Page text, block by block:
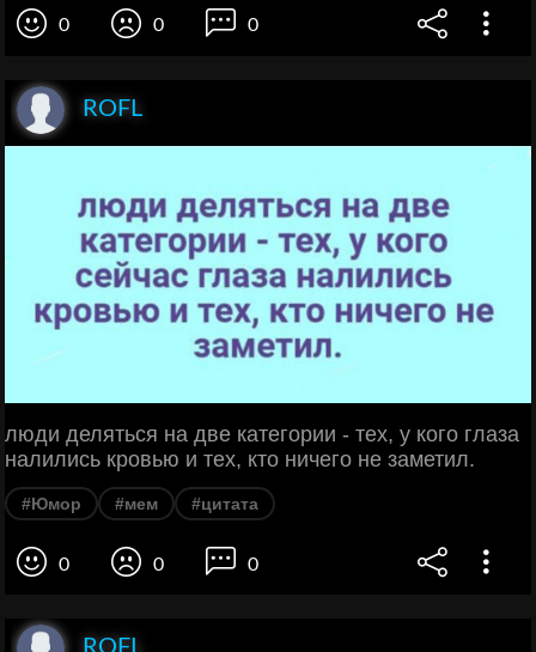
0 0 0
ROFL
люди деляться на две категории - тех, у кого глаза
налились кровью и тех, кто ничего не заметил.
#Юмор #мем #цитата
0 0 0